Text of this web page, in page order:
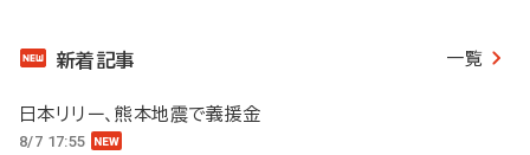
新着記事 一覧
日本リリー、熊本地震で義援金
8/7 17:55